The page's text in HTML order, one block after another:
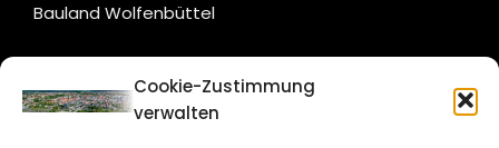
Cookie-Zustimmung
verwalten
Bauland Wolfenbüttel
CITYLIFE!